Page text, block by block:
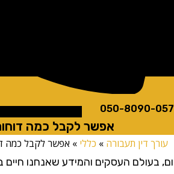
050-
אפשר לקבל כמה דוחות
דין תעבורה»כללי»אפשר לקבל כמה דוחות
העסקים והמידע שאנחנו חיים בו,